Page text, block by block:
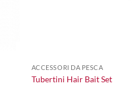
ACCESSORI DA PESCA
Tubertini Hair Bait Set